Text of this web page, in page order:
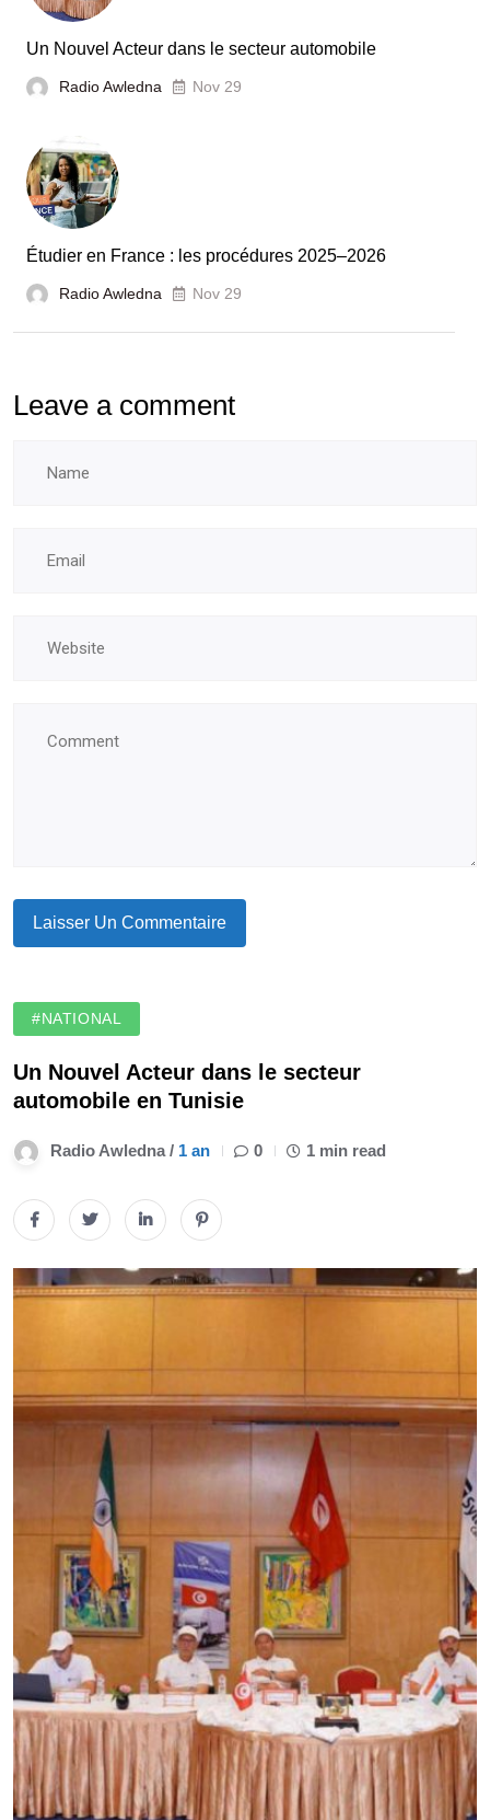
France
et
écoles
Un Nouvel Acteur dans le secteur automobile
Radio Awledna Nov 29
Étudier en France : les procédures 2025–2026
Radio Awledna Nov 29
Leave a comment
#NATIONAL
Un Nouvel Acteur dans le secteur
automobile en Tunisie
Radio Awledna / 1 an 0 1 min read